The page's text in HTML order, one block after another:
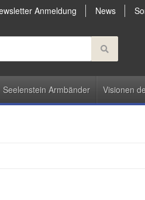
Anmeldung News
Seelenstein Armbänder Visionen